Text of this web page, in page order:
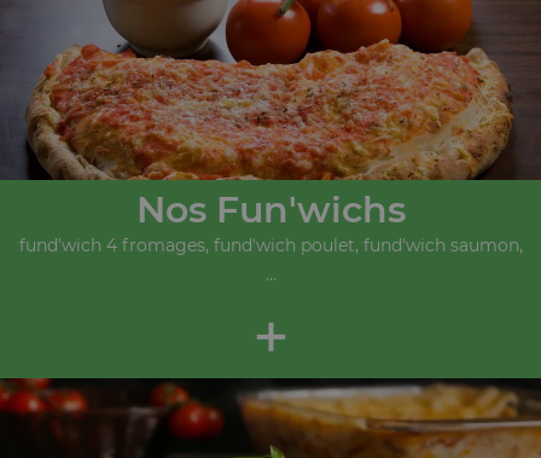
Nos Fun'wichs
fund'wich 4 fromages, fund'wich poulet, fund'wich saumon,
...
+